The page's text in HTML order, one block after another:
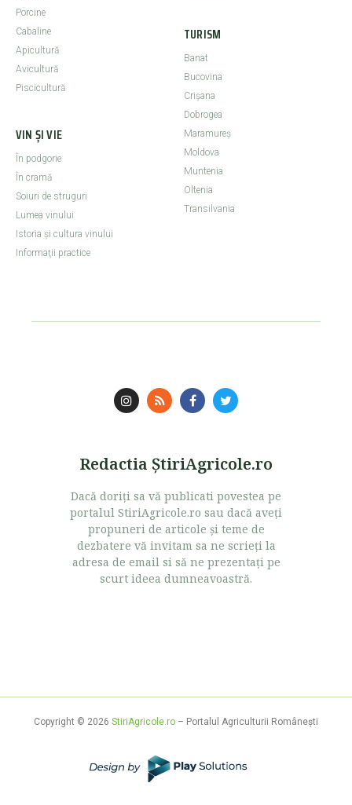
Porcine
Cabaline
Apicultură
Avicultură
Piscicultură
VIN ȘI VIE
În podgorie
În cramă
Soiuri de struguri
Lumea vinului
Istoria şi cultura vinului
Informaţii practice
TURISM
Banat
Bucovina
Crişana
Dobrogea
Maramureş
Moldova
Muntenia
Oltenia
Transilvania
Redactia ŞtiriAgricole.ro
Dacă doriţi sa vă publicati povestea pe
portalul StiriAgricole.ro sau dacă aveţi
propuneri de articole şi teme de
dezbatere vă invitam sa ne scrieţi la
adresa de email si să ne prezentaţi pe
scurt ideea dumneavoastră.
Copyright © 2026 StiriAgricole.ro – Portalul Agriculturii Româneşti